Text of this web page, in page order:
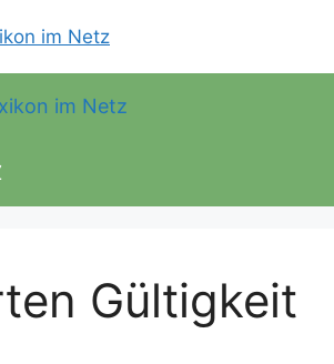
Gültigkeit